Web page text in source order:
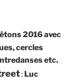
2016 avec
cercles
etc.
: Luc